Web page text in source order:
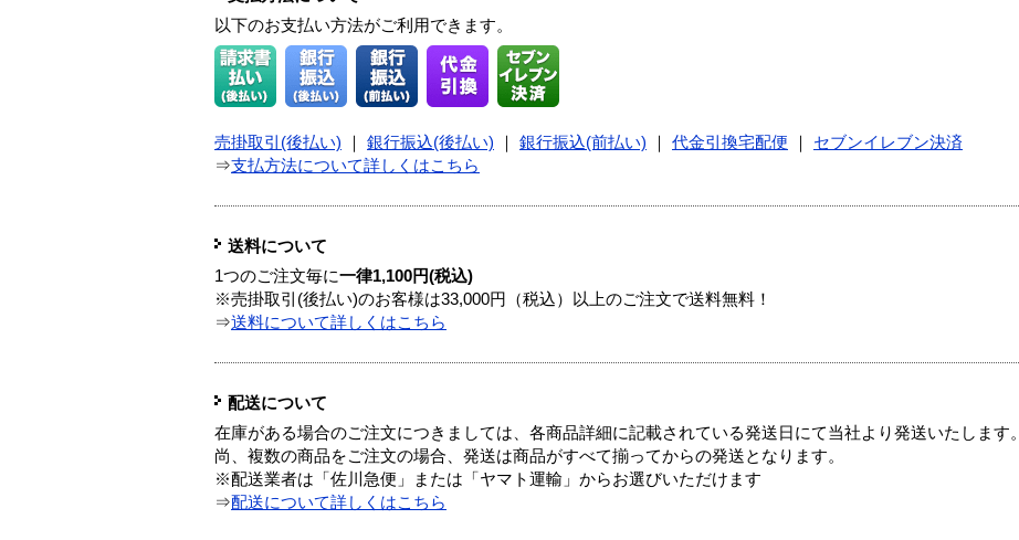
以下のお支払い方法がご利用できます。
売掛取引(後払い) 銀行振込(後払い) 銀行振込(前払い) 代金引換宅配便
セブンイレブン決済
⇒支払方法について詳しくはこちら
送料について
1つのご注文毎に一律1,100円(税込)
※売掛取引(後払い)のお客様は33,000円（税込）以上のご注文で送料無料！
⇒送料について詳しくはこちら
配送について
在庫がある場合のご注文につきましては、各商品詳細に記載されている発送日にて当社より発送いたします。
尚、複数の商品をご注文の場合、発送は商品がすべて揃ってからの発送となります。
※配送業者は「佐川急便」または「ヤマト運輸」からお選びいただけます
⇒配送について詳しくはこちら